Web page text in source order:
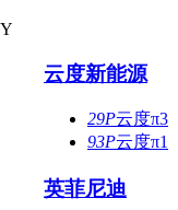
Y
云度新能源
29P云度π3
93P云度π1
英菲尼迪